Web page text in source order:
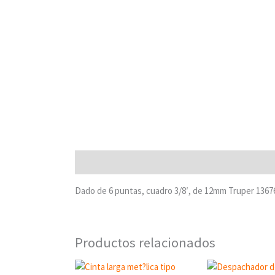
Dado de 6 puntas, cuadro 3/8′, de 12mm Truper
Productos relacionados